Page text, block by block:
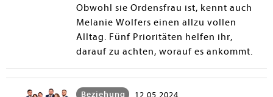
Obwohl sie Ordensfrau ist, kennt auch
Melanie Wolfers einen allzu vollen
Alltag. Fünf Prioritäten helfen ihr,
darauf zu achten, worauf es ankommt.
Beziehung 12.05.2024